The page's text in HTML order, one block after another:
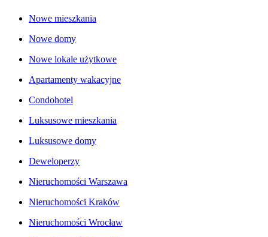
Nowe mieszkania
Nowe domy
Nowe lokale użytkowe
Apartamenty wakacyjne
Condohotel
Luksusowe mieszkania
Luksusowe domy
Deweloperzy
Nieruchomości Warszawa
Nieruchomości Kraków
Nieruchomości Wrocław